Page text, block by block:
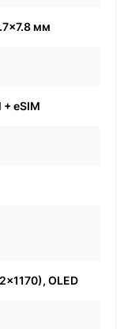
мм
+ eSIM
OLED